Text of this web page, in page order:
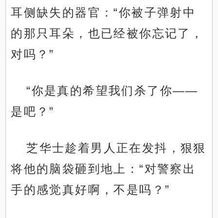
耳侧缺失的器官：“你被子弹射中
的那只耳朵，也已经被你忘记了，
对吗？”
“你是真的希望我们杀了你——
是吧？”
芝华士趁着男人正在发抖，狠狠
将他的脑袋砸到地上：“对警察出
手的感觉真好啊，不是吗？”